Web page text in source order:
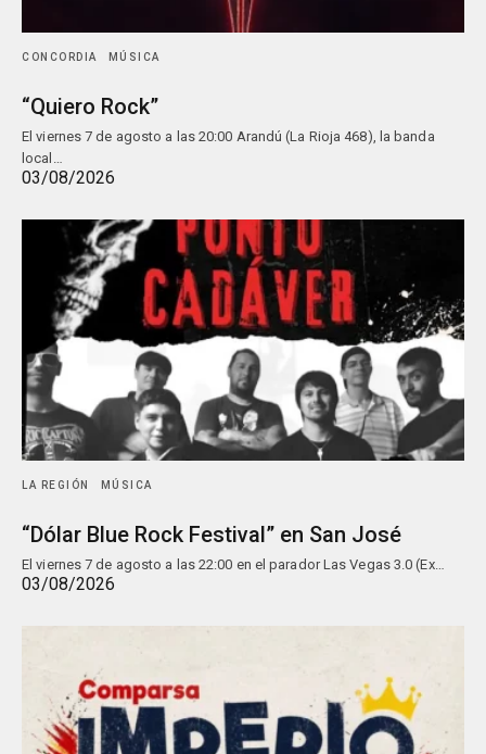
CONCORDIA MÚSICA
“Quiero Rock”
El viernes 7 de agosto a las 20:00 Arandú (La Rioja 468), la banda
local…
03/08/2026
LA REGIÓN MÚSICA
“Dólar Blue Rock Festival” en San José
El viernes 7 de agosto a las 22:00 en el parador Las Vegas 3.0 (Ex…
03/08/2026